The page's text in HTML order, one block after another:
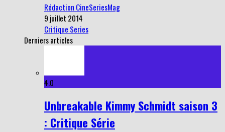
Rédaction CineSeriesMag
9 juillet 2014
Critique Series
Derniers articles
4.0
Unbreakable Kimmy Schmidt saison 3
: Critique Série